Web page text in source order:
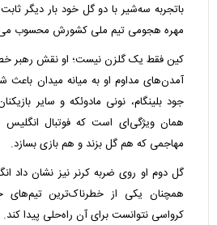
باتجربه سه‌شیر با دو گل خود بار دیگر
مهره هجومی تیم ملی کشورش محسوب
کین فقط یک گلزن نیست؛ او نقش رهبر
آمدن‌های مداوم او به میانه میدان باعث
جود بلینگام، نونی مادوئکه و سایر
همان ویژگی‌ای است که فوتبال انگلیس
مهاجمی که هم گل بزند و هم بازی بسازد.
گل دوم او روی ضربه کرنر نیز نشان داد
همچنان یکی از خطرناک‌ترین
کرواسی نتوانست برای آن راه‌حلی پیدا کند.